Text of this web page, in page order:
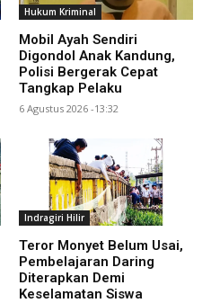
Hukum Kriminal
Mobil Ayah Sendiri
Digondol Anak Kandung,
Polisi Bergerak Cepat
Tangkap Pelaku
6 Agustus 2026 -13:32
Indragiri Hilir
Teror Monyet Belum Usai,
Pembelajaran Daring
Diterapkan Demi
Keselamatan Siswa